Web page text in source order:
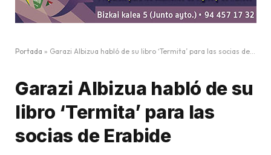
Portada » Garazi Albizua habló de su libro ‘Termita’ para las socias de Erabide
Garazi Albizua habló de su
libro ‘Termita’ para las
socias de Erabide